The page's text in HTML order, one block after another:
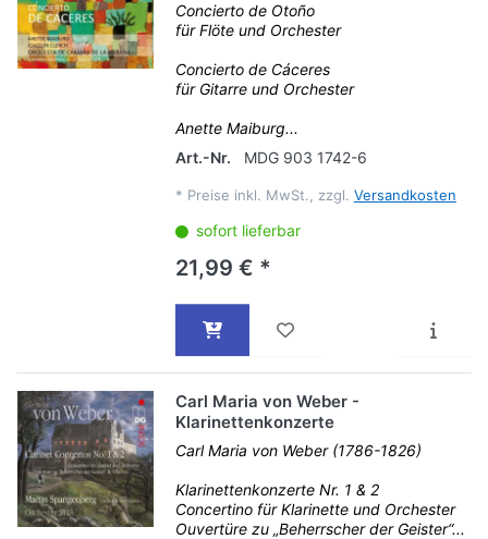
Concierto de Otoño
für Flöte und Orchester
Concierto de Cáceres
für Gitarre und Orchester
Anette Maiburg...
Art.-Nr.
MDG 903 1742-6
* Preise inkl. MwSt., zzgl. Versandkosten
sofort lieferbar
21,99 € *
Carl Maria von Weber -
Klarinettenkonzerte
Carl Maria von Weber (1786-1826)
Klarinettenkonzerte Nr. 1 & 2
Concertino für Klarinette und Orchester
Ouvertüre zu „Beherrscher der Geister“...